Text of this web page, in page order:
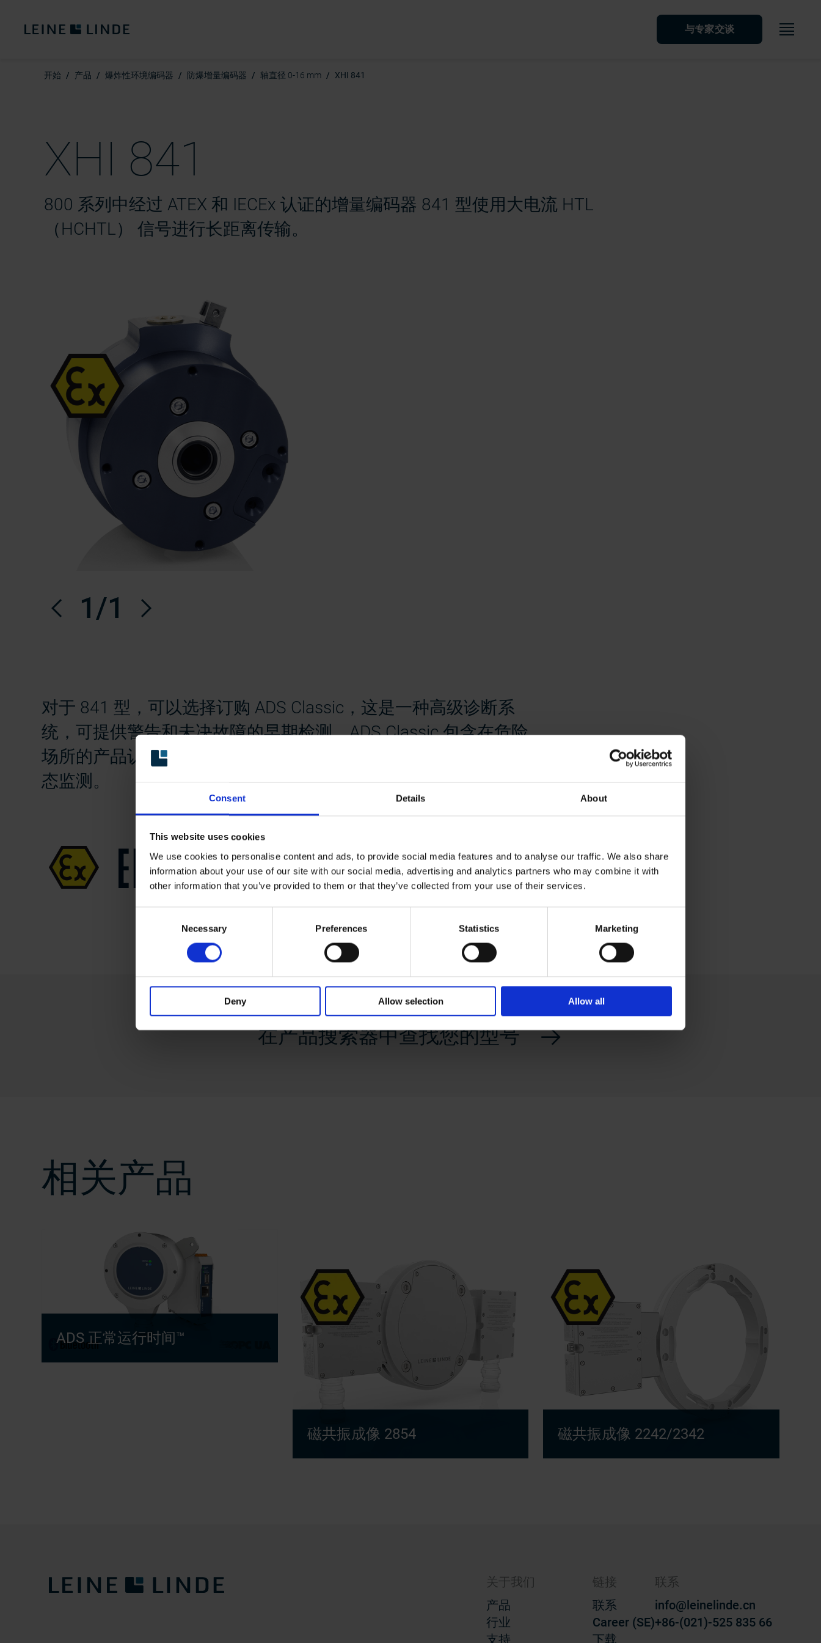
Consent Details About
This website uses cookies
We use cookies to personalise content and ads, to provide social media features and to analyse our traffic. We also share
information about your use of our site with our social media, advertising and analytics partners who may combine it with
other information that you’ve provided to them or that they’ve collected from your use of their services.
Necessary Preferences Statistics Marketing
Deny Allow selection Allow all
与专家交谈
开始 产品 爆炸性环境编码器 防爆增量编码器 轴直径 0-16 mm XHI 841
XHI 841
800 系列中经过 ATEX 和 IECEx 认证的增量编码器 841 型使用大电流 HTL
（HCHTL） 信号进行长距离传输。
以前的
1/1
对于 841 型，可以选择订购 ADS Classic，这是一种高级诊断系
统，可提供警告和未决故障的早期检测。ADS Classic 包含在危险
场所的产品认证中。因此，可以实现 Ex zone 1/21 中编码器的状
态监测。
在产品搜索器中查找您的型号
相关产品
ADS 正常运行时间™
磁共振成像 2854 磁共振成像 2242/2342
关于我们
产品
行业
支持
链接
联系
Career (SE)
下载
联系
info@leinelinde.cn
+86-(021)-525 835 66